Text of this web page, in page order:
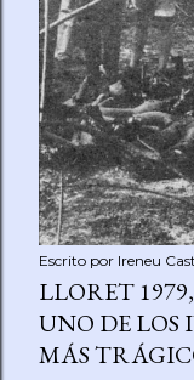
Escrito por Ireneu
LLORET
UNO DE LOS
MÁS